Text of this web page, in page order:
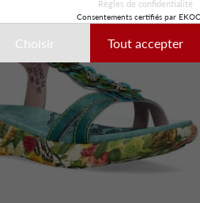
avez fournies ou qu’ils ont
Ces données peuvent notamment
des fins de personnalisation des
pouvez accepter, refuser ou
à tout moment.
Règles de confidentialité
Consentements certifiés par
Choisir Tout accepter